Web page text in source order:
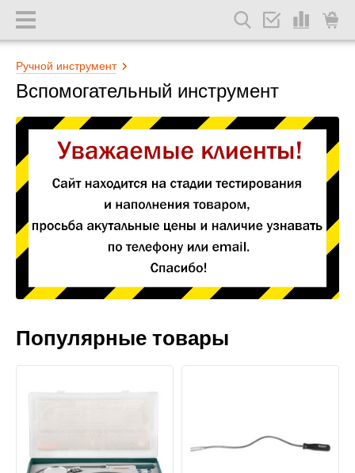
Ручной инструмент
Вспомогательный инструмент
Популярные товары